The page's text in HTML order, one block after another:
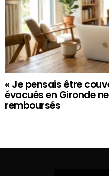
« Je pensais être
évacués en Gironde
remboursés